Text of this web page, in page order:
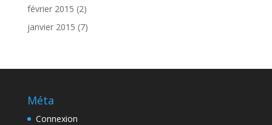
février 2015 (2)
janvier 2015 (7)
Méta
Connexion